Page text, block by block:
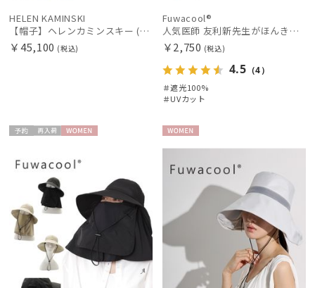
マフラー・ストール・スカーフ
手袋・アームカバー
その他
カラー
価格・割引率
HELEN KAMINSKI
【帽子】ヘレンカミンスキー (HELEN KAMINSKI) PROVENCE LOGO10 ラフィア ロゴリボン
￥45,100 (税込)
Fuwacool®
人気医師 友利新先生がほんきでつくったUVカット100％帽子【遮光100％帽子】フワクール® (Fuwacool®) 別売り3点セット
￥2,750 (税込)
4.5 （4）
＃遮光100%
＃UVカット